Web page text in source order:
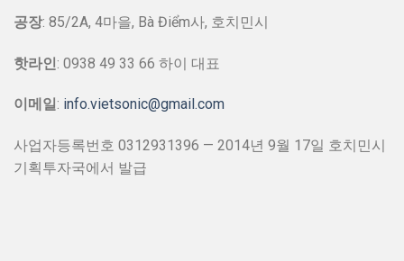
공장: 85/2A, 4마을, Bà Điểm사, 호치민시
핫라인: 0938 49 33 66 하이 대표
이메일: info.vietsonic@gmail.com
사업자등록번호 0312931396 — 2014년 9월 17일 호치민시
기획투자국에서 발급